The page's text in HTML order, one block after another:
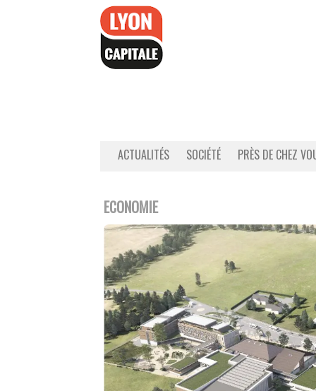
ACTUALITÉS SOCIÉTÉ PRÈS DE CHEZ
ECONOMIE